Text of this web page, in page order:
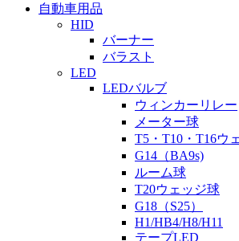
自動車用品
HID
バーナー
バラスト
LED
LEDバルブ
ウィンカーリレー
メーター球
T5・T10・T16ウ
G14（BA9s)
ルーム球
T20ウェッジ球
G18（S25）
H1/HB4/H8/H11
テープLED